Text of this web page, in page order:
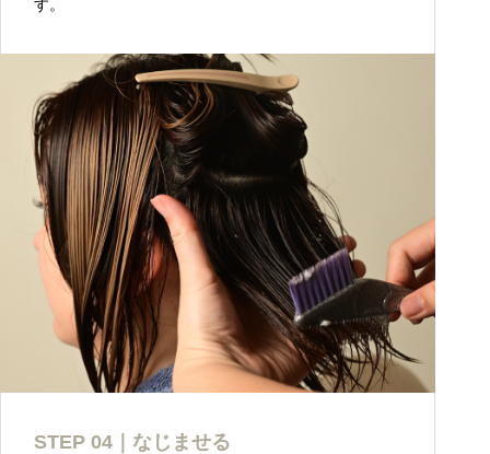
す。
STEP 04｜なじませる